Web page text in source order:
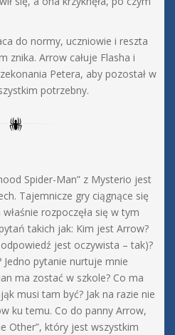
do normy, uczniowie i reszta
znika. Arrow całuje Flasha i
Petera, aby pozostał w
potrzebny.
Spider-Man” z Mysterio jest
Tajemnicze gry ciągnące się
rozpoczęła się w tym
takich jak: Kim jest Arrow?
jest oczywista – tak)?
Jedno pytanie nurtuje mnie
ma zostać w szkole? Co ma
musi tam być? Jak na razie nie
ku temu. Co do panny Arrow,
Other”, który jest wszystkim